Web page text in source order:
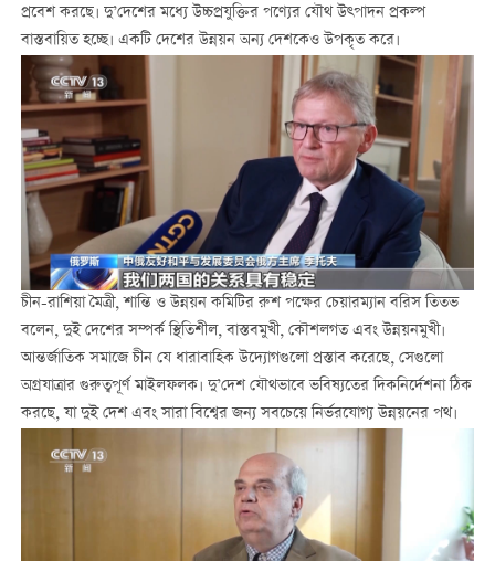
প্রবেশ করছে। দু’দেশের মধ্যে উচ্চপ্রযুক্তির পণ্যের যৌথ উত্পাদন প্রকল্প
বাস্তবায়িত হচ্ছে। একটি দেশের উন্নয়ন অন্য দেশকেও উপকৃত করে।
চীন-রাশিয়া মৈত্রী, শান্তি ও উন্নয়ন কমিটির রুশ পক্ষের চেয়ারম্যান বরিস তিতভ
বলেন, দুই দেশের সম্পর্ক স্থিতিশীল, বাস্তবমুখী, কৌশলগত এবং উন্নয়নমুখী।
আন্তর্জাতিক সমাজে চীন যে ধারাবাহিক উদ্যোগগুলো প্রস্তাব করেছে, সেগুলো
অগ্রযাত্রার গুরুত্বপূর্ণ মাইলফলক। দু’দেশ যৌথভাবে ভবিষ্যতের দিকনির্দেশনা ঠিক
করছে, যা দুই দেশ এবং সারা বিশ্বের জন্য সবচেয়ে নির্ভরযোগ্য উন্নয়নের পথ।